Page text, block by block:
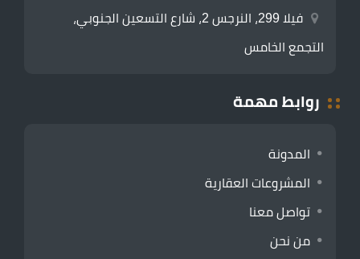
فيلا 299، النرجس 2، شارع التسعين الجنوبي،
التجمع الخامس
روابط مهمة
المدونة
المشروعات العقارية
تواصل معنا
من نحن